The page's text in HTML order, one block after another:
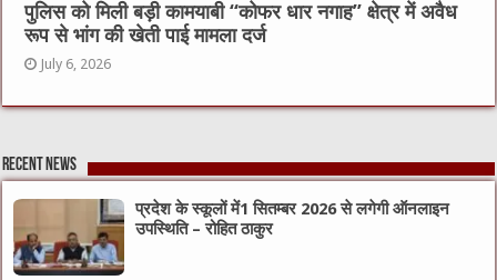
पुलिस को मिली बड़ी कामयाबी “कोफर धार नगाह” क्षेत्र में अवैध
रूप से भांग की खेती पाई मामला दर्ज
July 6, 2026
Recent News
प्रदेश के स्कूलों में1 सितम्बर 2026 से लगेगी ऑनलाइन
उपस्थिति – रोहित ठाकुर